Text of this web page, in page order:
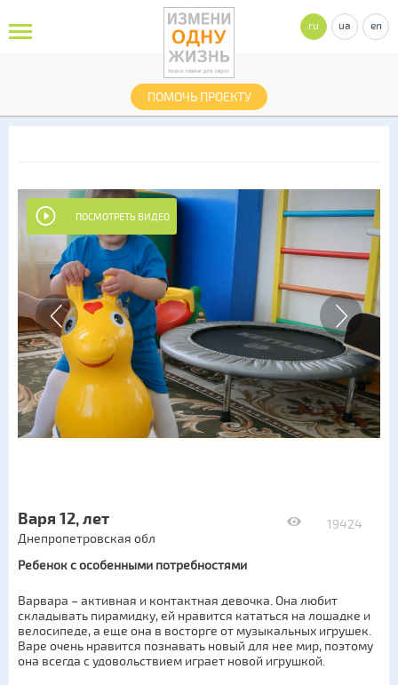
ПОМОЧЬ ПРОЕКТУ
ru ua en
ПОСМОТРЕТЬ ВИДЕО
19424
Варя 12, лет
Днепропетровская обл
Ребенок с особенными потребностями
Варвара – активная и контактная девочка. Она любит
складывать пирамидку, ей нравится кататься на лошадке и
велосипеде, а еще она в восторге от музыкальных игрушек.
Варе очень нравится познавать новый для нее мир, поэтому
она всегда с удовольствием играет новой игрушкой.